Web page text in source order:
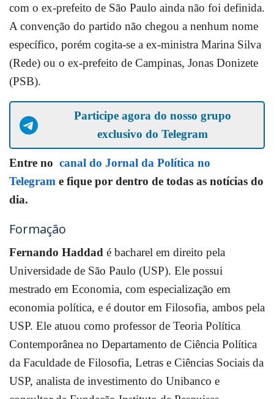
com o ex-prefeito de São Paulo ainda não foi definida.
A convenção do partido não chegou a nenhum nome
específico, porém cogita-se a ex-ministra Marina Silva
(Rede) ou o ex-prefeito de Campinas, Jonas Donizete
(PSB).
Participe agora do nosso grupo
exclusivo do Telegram
Entre no canal do Jornal da Política no
Telegram e fique por dentro de todas as notícias do
dia.
Formação
Fernando Haddad é bacharel em direito pela
Universidade de São Paulo (USP). Ele possui
mestrado em Economia, com especialização em
economia política, e é doutor em Filosofia, ambos pela
USP. Ele atuou como professor de Teoria Política
Contemporânea no Departamento de Ciência Política
da Faculdade de Filosofia, Letras e Ciências Sociais da
USP, analista de investimento do Unibanco e